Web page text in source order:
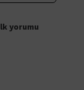
yorumu